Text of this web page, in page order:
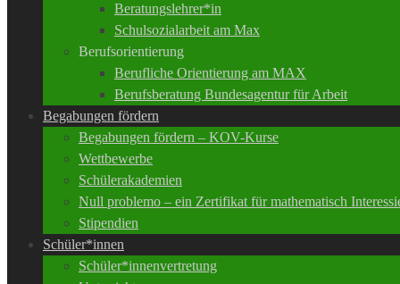
Beratungslehrer*in
Schulsozialarbeit am Max
Berufsorientierung
Berufliche Orientierung am MAX
Berufsberatung Bundesagentur für Arbeit
Begabungen fördern
Begabungen fördern – KOV-Kurse
Wettbewerbe
Schülerakademien
Null problemo – ein Zertifikat für mathematisch
Stipendien
Schüler*innen
Schüler*innenvertretung